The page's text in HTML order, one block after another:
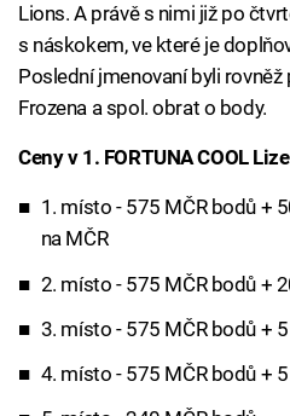
Lions. A právě s nimi již po
s náskokem, ve které je
Poslední jmenovaní byli rovněž
Frozena a spol. obrat o body.
Ceny v 1. FORTUNA COOL Lize
1. místo - 575 MČR bodů +
na MČR
2. místo - 575 MČR bodů +
3. místo - 575 MČR bodů +
4. místo - 575 MČR bodů +